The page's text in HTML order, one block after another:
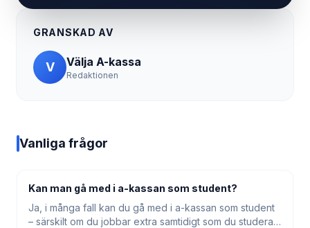
GRANSKAD AV
V Välja A-kassa
Redaktionen
Vanliga frågor
Kan man gå med i a-kassan som student?
Ja, i många fall kan du gå med i a-kassan som student
– särskilt om du jobbar extra samtidigt som du studerar